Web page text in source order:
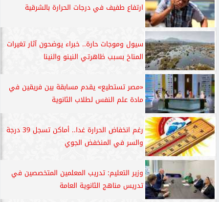
ارتفاع طفيف في درجات الحرارة بالشرقية
سيول وموجات حارة.. خبراء يوضحون آثار تغيرات
المناخ بسبب ظاهرتي النينو والنينا
«مصر تستطيع» يقدم مسابقة بين فريقين في
مادة علم النفس لطلاب الثانوية
رغم انخفاض الحرارة غدا.. أماكن تسجل 39 درجة
والسر في المنخفض الجوي
وزير التعليم: تدريب المعلمين المتخصصين في
تدريس مناهج الثانوية العامة